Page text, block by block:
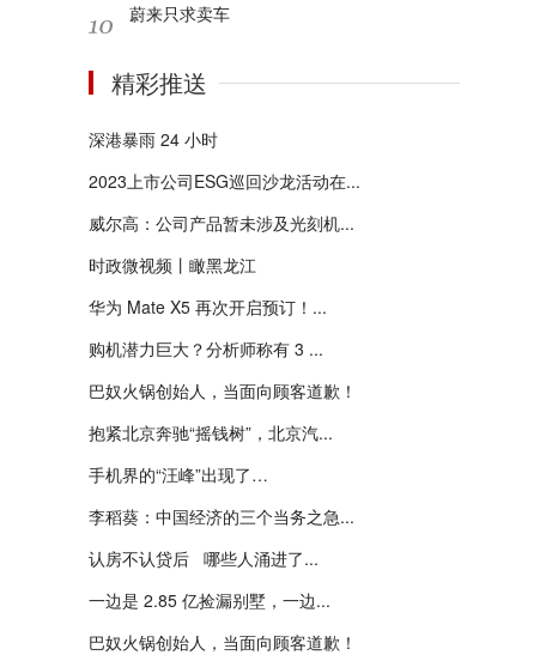
蔚来只求卖车
精彩推送
深港暴雨 24 小时
2023上市公司ESG巡回沙龙活动在...
威尔高：公司产品暂未涉及光刻机...
时政微视频丨瞰黑龙江
华为 Mate X5 再次开启预订！...
购机潜力巨大？分析师称有 3 ...
巴奴火锅创始人，当面向顾客道歉！
抱紧北京奔驰“摇钱树”，北京汽...
手机界的“汪峰”出现了…
李稻葵：中国经济的三个当务之急...
认房不认贷后 哪些人涌进了...
一边是 2.85 亿捡漏别墅，一边...
巴奴火锅创始人，当面向顾客道歉！